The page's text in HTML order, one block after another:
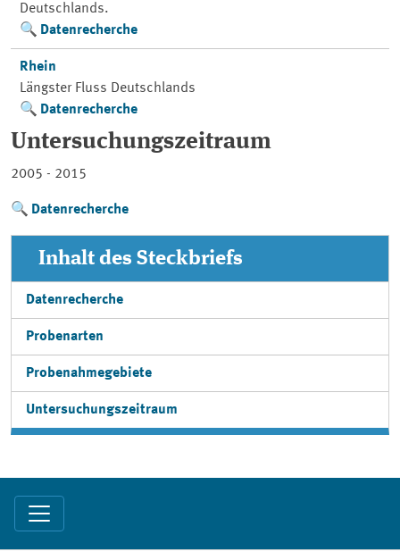
Deutschlands.
Datenrecherche
Rhein
Längster Fluss Deutschlands
Datenrecherche
Untersuchungszeitraum
2005 - 2015
Datenrecherche
Inhalt des Steckbriefs
Datenrecherche
Probenarten
Probenahmegebiete
Untersuchungszeitraum